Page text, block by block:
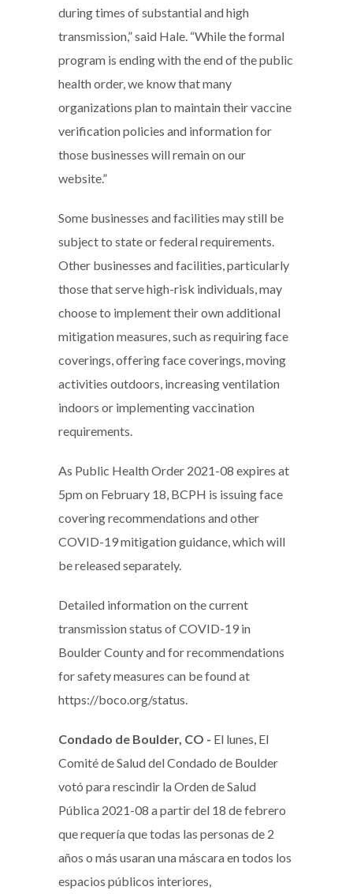
during times of substantial and high
transmission,” said Hale. “While the formal
program is ending with the end of the public
health order, we know that many
organizations plan to maintain their vaccine
verification policies and information for
those businesses will remain on our
website.”
Some businesses and facilities may still be
subject to state or federal requirements.
Other businesses and facilities, particularly
those that serve high-risk individuals, may
choose to implement their own additional
mitigation measures, such as requiring face
coverings, offering face coverings, moving
activities outdoors, increasing ventilation
indoors or implementing vaccination
requirements.
As Public Health Order 2021-08 expires at
5pm on February 18, BCPH is issuing face
covering recommendations and other
COVID-19 mitigation guidance, which will
be released separately.
Detailed information on the current
transmission status of COVID-19 in
Boulder County and for recommendations
for safety measures can be found at
https://boco.org/status.
Condado de Boulder, CO - El lunes, El
Comité de Salud del Condado de Boulder
votó para rescindir la Orden de Salud
Pública 2021-08 a partir del 18 de febrero
que requería que todas las personas de 2
años o más usaran una máscara en todos los
espacios públicos interiores,